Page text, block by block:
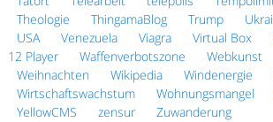
Theologie
ThingamaBlog Trump
USA
Venezuela Viagra Virtual Box
12 Player
Waffenverbotszone Webkunst
Weihnachten
Wikipedia Windenergie
Wirtschaftswachstum
Wohnungsmangel
YellowCMS
zensur Zuwanderung